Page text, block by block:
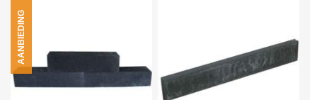
AANBIEDING